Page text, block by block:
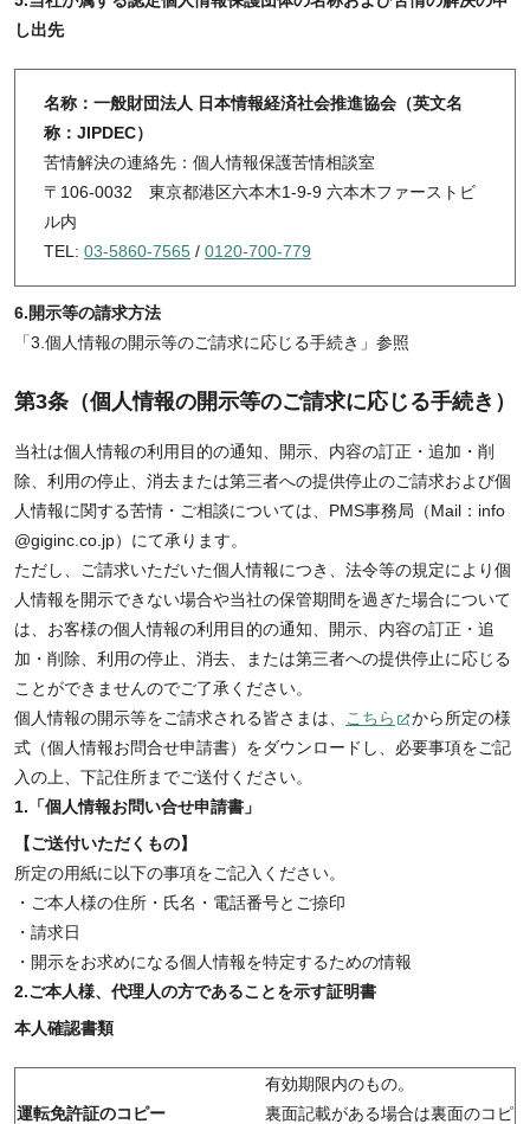
し出先
名称：一般財団法人 日本情報経済社会推進協会（英文名
称：JIPDEC）
苦情解決の連絡先：個人情報保護苦情相談室
〒106-0032 東京都港区六本木1-9-9 六本木ファーストビ
ル内
TEL: 03-5860-7565 / 0120-700-779
6.開示等の請求方法
「3.個人情報の開示等のご請求に応じる手続き」参照
第3条（個人情報の開示等のご請求に応じる手続き）
当社は個人情報の利用目的の通知、開示、内容の訂正・追加・削
除、利用の停止、消去または第三者への提供停止のご請求および個
人情報に関する苦情・ご相談については、PMS事務局（Mail：info
@giginc.co.jp）にて承ります。
ただし、ご請求いただいた個人情報につき、法令等の規定により個
人情報を開示できない場合や当社の保管期間を過ぎた場合について
は、お客様の個人情報の利用目的の通知、開示、内容の訂正・追
加・削除、利用の停止、消去、または第三者への提供停止に応じる
ことができませんのでご了承ください。
個人情報の開示等をご請求される皆さまは、
こちら
から所定の様
式（個人情報お問合せ申請書）をダウンロードし、必要事項をご記
入の上、下記住所までご送付ください。
1.「個人情報お問い合せ申請書」
【ご送付いただくもの】
所定の用紙に以下の事項をご記入ください。
・ご本人様の住所・氏名・電話番号とご捺印
・請求日
・開示をお求めになる個人情報を特定するための情報
2.ご本人様、代理人の方であることを示す証明書
本人確認書類
運転免許証のコピー
有効期限内のもの。
裏面記載がある場合は裏面のコピ